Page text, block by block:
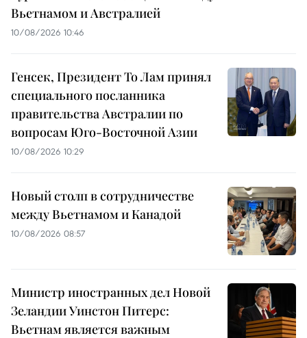
Вьетнамом и Австралией
10/08/2026 10:46
Генсек, Президент То Лам принял
специального посланника
правительства Австралии по
вопросам Юго-Восточной Азии
10/08/2026 10:29
Новый столп в сотрудничестве
между Вьетнамом и Канадой
10/08/2026 08:57
Министр иностранных дел Новой
Зеландии Уинстон Питерс:
Вьетнам является важным